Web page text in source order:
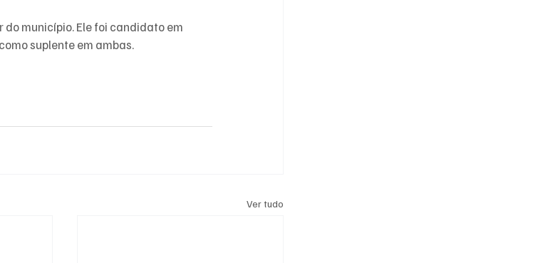
município. Ele foi candidato em
suplente em ambas.
Ver tudo